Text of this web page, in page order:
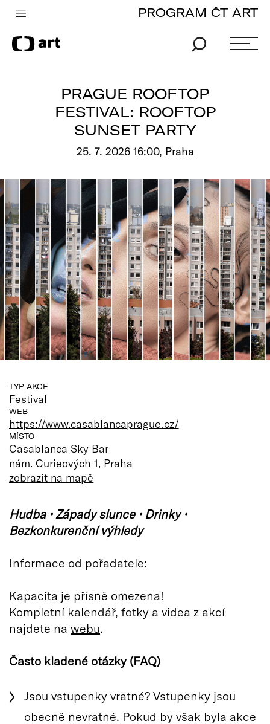
Česká televize
Zpravodajství
edu
Vše o ČT
PROGRAM ČT ART
PRAGUE ROOFTOP
FESTIVAL: ROOFTOP
SUNSET PARTY
25. 7. 2026 16:00, Praha
TYP AKCE
Festival
WEB
https://www.casablancaprague.cz/
MÍSTO
Casablanca Sky Bar
nám. Curieových 1, Praha
zobrazit na mapě
Hudba • Západy slunce • Drinky •
Bezkonkurenční výhledy
Informace od pořadatele:
Kapacita je přísně omezena!
Kompletní kalendář, fotky a videa z akcí
najdete na webu.
Často kladené otázky (FAQ)
Jsou vstupenky vratné? Vstupenky jsou
obecně nevratné. Pokud by však byla akce